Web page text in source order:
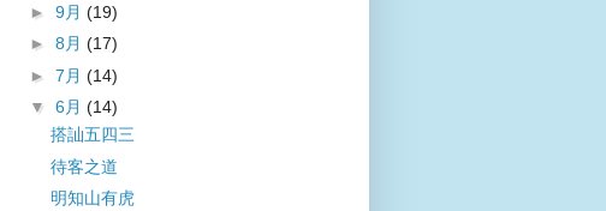
► 9月 (19)
► 8月 (17)
► 7月 (14)
▼ 6月 (14)
搭訕五四三
待客之道
明知山有虎